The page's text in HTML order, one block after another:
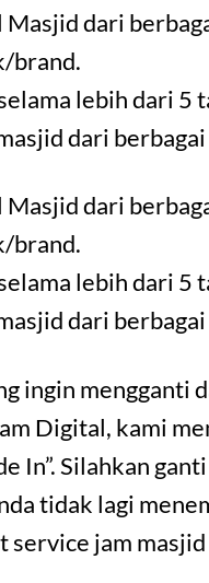
dari
brand.
lebih dari 5
dari
dari
brand.
lebih dari 5
dari
ingin mengganti
Digital, kami
In”. Silahkan
tidak lagi
jam